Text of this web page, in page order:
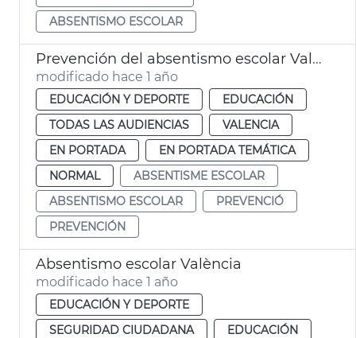
ABSENTISMO ESCOLAR
Prevención del absentismo escolar València
modificado hace 1 año
EDUCACIÓN Y DEPORTE
EDUCACIÓN
TODAS LAS AUDIENCIAS
VALENCIA
EN PORTADA
EN PORTADA TEMÁTICA
NORMAL
ABSENTISME ESCOLAR
ABSENTISMO ESCOLAR
PREVENCIÓ
PREVENCIÓN
Absentismo escolar València
modificado hace 1 año
EDUCACIÓN Y DEPORTE
SEGURIDAD CIUDADANA
EDUCACIÓN